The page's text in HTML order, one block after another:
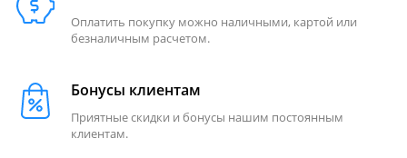
Оплатить покупку можно наличными, картой или
безналичным расчетом.
Бонусы клиентам
Приятные скидки и бонусы нашим постоянным
клиентам.